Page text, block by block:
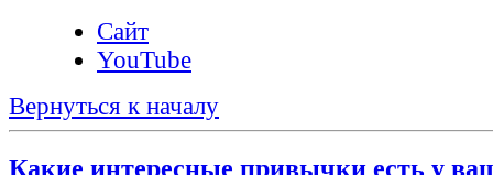
Сайт
YouTube
Вернуться к началу
Какие интересные привычки есть у